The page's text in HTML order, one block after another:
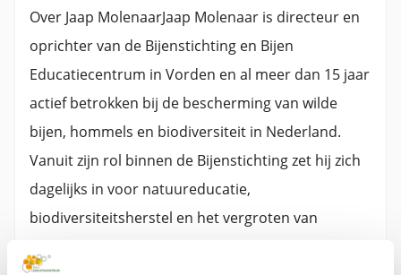
Over Jaap MolenaarJaap Molenaar is directeur en
oprichter van de Bijenstichting en Bijen
Educatiecentrum in Vorden en al meer dan 15 jaar
actief betrokken bij de bescherming van wilde
bijen, hommels en biodiversiteit in Nederland.
Vanuit zijn rol binnen de Bijenstichting zet hij zich
dagelijks in voor natuureducatie,
biodiversiteitsherstel en het vergroten van